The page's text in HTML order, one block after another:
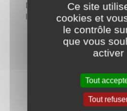
Dernier fleuve sauvage
la Loire à Iguerande est
par le programme Natura
Le bocage et les
L'agriculture occupe une
importante
Ce site
cookies et
le contrôle
que vous
activer
Tout
Tout